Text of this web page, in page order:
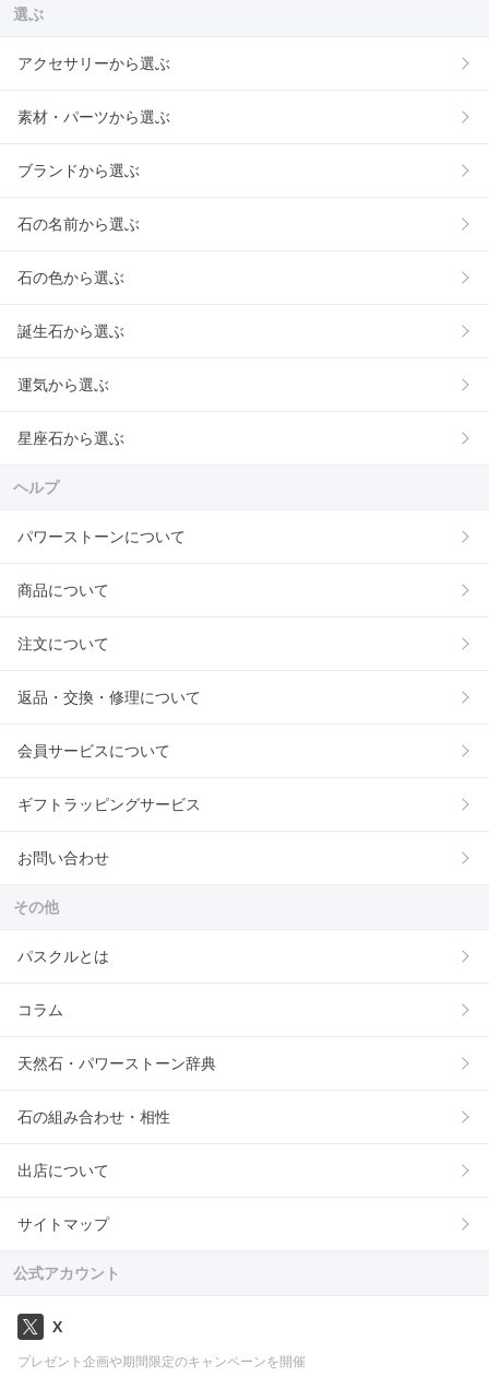
選ぶ
アクセサリーから選ぶ
素材・パーツから選ぶ
ブランドから選ぶ
石の名前から選ぶ
石の色から選ぶ
誕生石から選ぶ
運気から選ぶ
星座石から選ぶ
ヘルプ
パワーストーンについて
商品について
注文について
返品・交換・修理について
会員サービスについて
ギフトラッピングサービス
お問い合わせ
その他
パスクルとは
コラム
天然石・パワーストーン辞典
石の組み合わせ・相性
出店について
サイトマップ
公式アカウント
X
プレゼント企画や期間限定のキャンペーンを開催